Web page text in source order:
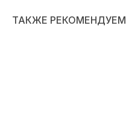
ТАКЖЕ РЕКОМЕНДУЕМ